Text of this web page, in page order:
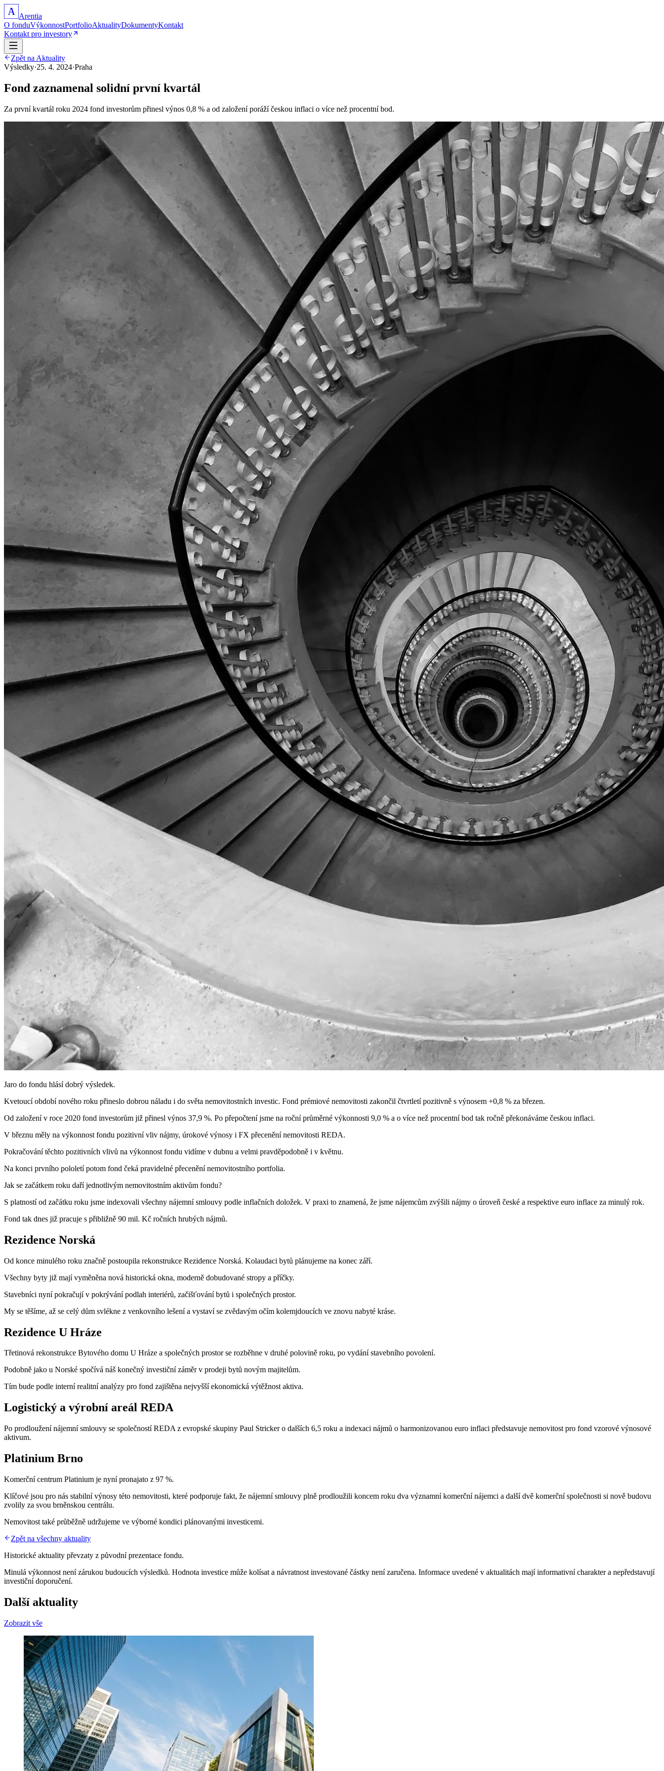
A Arentia
O fonduVýkonnostPortfolioAktualityDokumentyKontakt
Kontakt pro investory
Zpět na Aktuality
Výsledky·25. 4. 2024·Praha
Fond zaznamenal solidní první kvartál
Za první kvartál roku 2024 fond investorům přinesl výnos 0,8 % a od založení poráží českou inflaci o více než procentní bod.
Jaro do fondu hlásí dobrý výsledek.
Kvetoucí období nového roku přineslo dobrou náladu i do světa nemovitostních investic. Fond prémiové nemovitosti zakončil čtvrtletí pozitivně s výnosem +0,8 % za březen.
Od založení v roce 2020 fond investorům již přinesl výnos 37,9 %. Po přepočtení jsme na roční průměrné výkonnosti 9,0 % a o více než procentní bod tak ročně překonáváme českou inflaci.
V březnu měly na výkonnost fondu pozitivní vliv nájmy, úrokové výnosy i FX přecenění nemovitosti REDA.
Pokračování těchto pozitivních vlivů na výkonnost fondu vidíme v dubnu a velmi pravděpodobně i v květnu.
Na konci prvního pololetí potom fond čeká pravidelné přecenění nemovitostního portfolia.
Jak se začátkem roku daří jednotlivým nemovitostním aktivům fondu?
S platností od začátku roku jsme indexovali všechny nájemní smlouvy podle inflačních doložek. V praxi to znamená, že jsme nájemcům zvýšili nájmy o úroveň české a respektive euro inflace za minulý rok.
Fond tak dnes již pracuje s přibližně 90 mil. Kč ročních hrubých nájmů.
Rezidence Norská
Od konce minulého roku značně postoupila rekonstrukce Rezidence Norská. Kolaudaci bytů plánujeme na konec září.
Všechny byty již mají vyměněna nová historická okna, moderně dobudované stropy a příčky.
Stavebníci nyní pokračují v pokrývání podlah interiérů, začišťování bytů i společných prostor.
My se těšíme, až se celý dům svlékne z venkovního lešení a vystaví se zvědavým očím kolemjdoucích ve znovu nabyté kráse.
Rezidence U Hráze
Třetinová rekonstrukce Bytového domu U Hráze a společných prostor se rozběhne v druhé polovině roku, po vydání stavebního povolení.
Podobně jako u Norské spočívá náš konečný investiční záměr v prodeji bytů novým majitelům.
Tím bude podle interní realitní analýzy pro fond zajištěna nejvyšší ekonomická výtěžnost aktiva.
Logistický a výrobní areál REDA
Po prodloužení nájemní smlouvy se společností REDA z evropské skupiny Paul Stricker o dalších 6,5 roku a indexaci nájmů o harmonizovanou euro inflaci představuje nemovitost pro fond vzorové výnosové
aktivum.
Platinium Brno
Komerční centrum Platinium je nyní pronajato z 97 %.
Klíčové jsou pro nás stabilní výnosy této nemovitosti, které podporuje fakt, že nájemní smlouvy plně prodloužili koncem roku dva významní komerční nájemci a další dvě komerční společnosti si nově budovu
zvolily za svou brněnskou centrálu.
Nemovitost také průběžně udržujeme ve výborné kondici plánovanými investicemi.
Zpět na všechny aktuality
Historické aktuality převzaty z původní prezentace fondu.
Minulá výkonnost není zárukou budoucích výsledků. Hodnota investice může kolísat a návratnost investované částky není zaručena. Informace uvedené v aktualitách mají informativní charakter a nepředstavují
investiční doporučení.
Další aktuality
Zobrazit vše